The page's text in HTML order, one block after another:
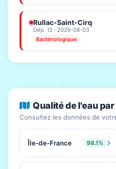
Rullac-Saint-Cirq
Dép. 12 · 2026-08-03
Bactériologique
Qualité de l'eau
Consultez les données de
Île-de-France 98.1%